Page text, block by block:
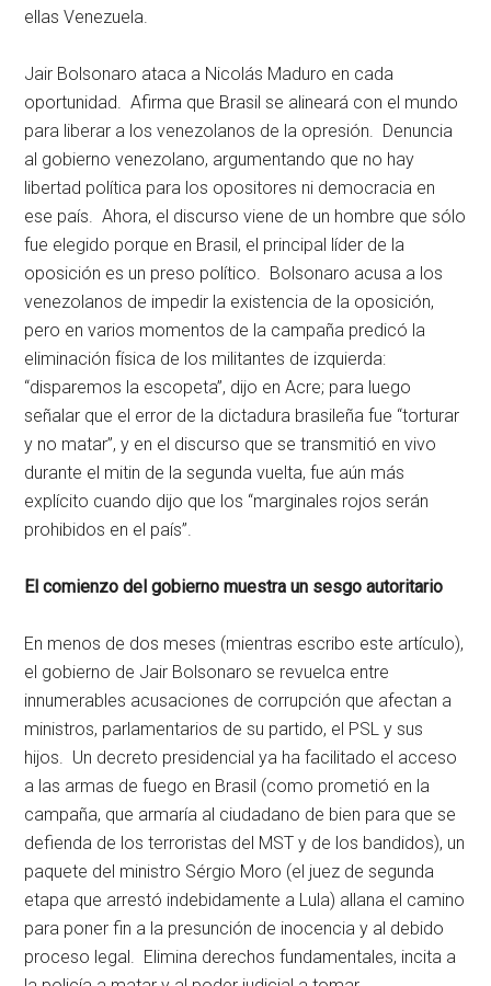
ellas Venezuela.
Jair Bolsonaro ataca a Nicolás Maduro en cada
oportunidad. Afirma que Brasil se alineará con el mundo
para liberar a los venezolanos de la opresión. Denuncia
al gobierno venezolano, argumentando que no hay
libertad política para los opositores ni democracia en
ese país. Ahora, el discurso viene de un hombre que sólo
fue elegido porque en Brasil, el principal líder de la
oposición es un preso político. Bolsonaro acusa a los
venezolanos de impedir la existencia de la oposición,
pero en varios momentos de la campaña predicó la
eliminación física de los militantes de izquierda:
“disparemos la escopeta”, dijo en Acre; para luego
señalar que el error de la dictadura brasileña fue “torturar
y no matar”, y en el discurso que se transmitió en vivo
durante el mitin de la segunda vuelta, fue aún más
explícito cuando dijo que los “marginales rojos serán
prohibidos en el país”.
El comienzo del gobierno muestra un sesgo autoritario
En menos de dos meses (mientras escribo este artículo),
el gobierno de Jair Bolsonaro se revuelca entre
innumerables acusaciones de corrupción que afectan a
ministros, parlamentarios de su partido, el PSL y sus
hijos. Un decreto presidencial ya ha facilitado el acceso
a las armas de fuego en Brasil (como prometió en la
campaña, que armaría al ciudadano de bien para que se
defienda de los terroristas del MST y de los bandidos), un
paquete del ministro Sérgio Moro (el juez de segunda
etapa que arrestó indebidamente a Lula) allana el camino
para poner fin a la presunción de inocencia y al debido
proceso legal. Elimina derechos fundamentales, incita a